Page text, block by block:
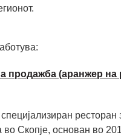
продажба (аранжер на
ресторан
Скопје, основан во